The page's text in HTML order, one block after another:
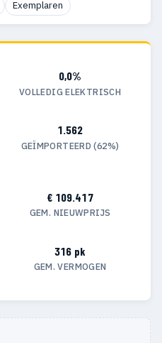
Exemplaren
0,0%
VOLLEDIG ELEKTRISCH
1.562
GEÏMPORTEERD (62%)
€ 109.417
GEM. NIEUWPRIJS
316 pk
GEM. VERMOGEN